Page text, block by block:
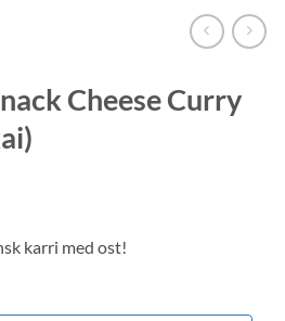
Cheese Curry
karri med ost!